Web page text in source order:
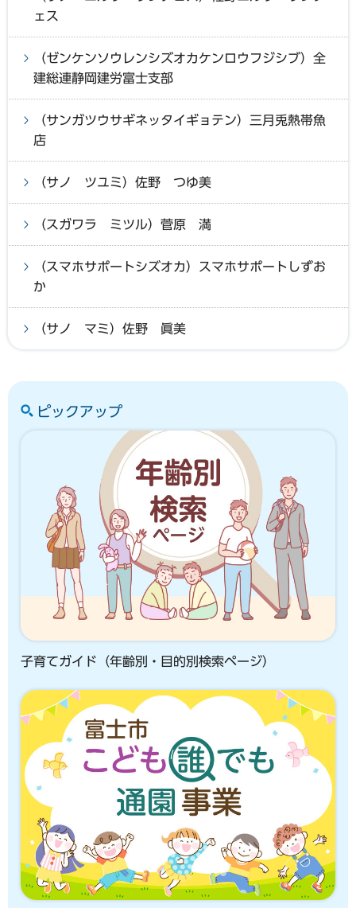
ェス
（ゼンケンソウレンシズオカケンロウフジシブ）全
建総連静岡建労富士支部
（サンガツウサギネッタイギョテン）三月兎熱帯魚
店
（サノ ツユミ）佐野 つゆ美
（スガワラ ミツル）菅原 満
（スマホサポートシズオカ）スマホサポートしずお
か
（サノ マミ）佐野 眞美
ピックアップ
子育てガイド（年齢別・目的別検索ページ）